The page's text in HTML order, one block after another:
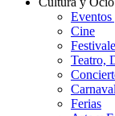
Eventos
Cine
Teatro,
Ferias